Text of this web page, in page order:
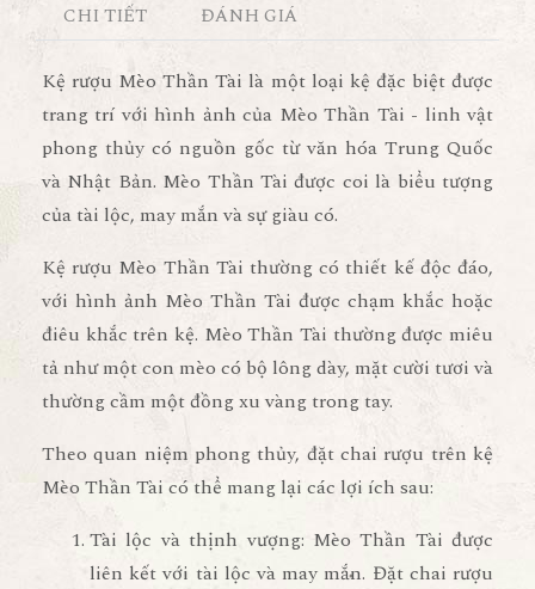
CHI TIẾT ĐÁNH GIÁ
Kệ rượu Mèo Thần Tài là một loại kệ đặc biệt được
trang trí với hình ảnh của Mèo Thần Tài - linh vật
phong thủy có nguồn gốc từ văn hóa Trung Quốc
và Nhật Bản. Mèo Thần Tài được coi là biểu tượng
của tài lộc, may mắn và sự giàu có.
Kệ rượu Mèo Thần Tài thường có thiết kế độc đáo,
với hình ảnh Mèo Thần Tài được chạm khắc hoặc
điêu khắc trên kệ. Mèo Thần Tài thường được miêu
tả như một con mèo có bộ lông dày, mặt cười tươi và
thường cầm một đồng xu vàng trong tay.
Theo quan niệm phong thủy, đặt chai rượu trên kệ
Mèo Thần Tài có thể mang lại các lợi ích sau:
Tài lộc và thịnh vượng: Mèo Thần Tài được
liên kết với tài lộc và may mắn. Đặt chai rượu